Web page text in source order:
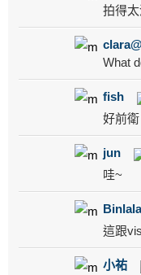
拍得太
What
fish
好前衛
jun
哇~
Binlala
這跟
小祐